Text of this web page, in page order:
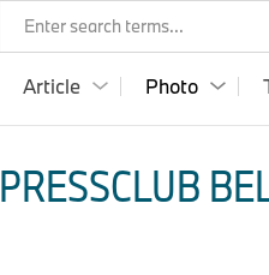
Enter search terms...
Article Photo
PRESSCLUB